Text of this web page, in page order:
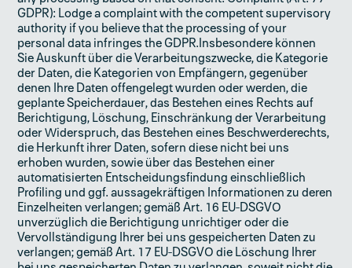
GDPR): Lodge a complaint with the competent supervisory
authority if you believe that the processing of your
personal data infringes the GDPR.Insbesondere können
Sie Auskunft über die Verarbeitungszwecke, die Kategorie
der Daten, die Kategorien von Empfängern, gegenüber
denen Ihre Daten offengelegt wurden oder werden, die
geplante Speicherdauer, das Bestehen eines Rechts auf
Berichtigung, Löschung, Einschränkung der Verarbeitung
oder Widerspruch, das Bestehen eines Beschwerderechts,
die Herkunft ihrer Daten, sofern diese nicht bei uns
erhoben wurden, sowie über das Bestehen einer
automatisierten Entscheidungsfindung einschließlich
Profiling und ggf. aussagekräftigen Informationen zu deren
Einzelheiten verlangen; gemäß Art. 16 EU-DSGVO
unverzüglich die Berichtigung unrichtiger oder die
Vervollständigung Ihrer bei uns gespeicherten Daten zu
verlangen; gemäß Art. 17 EU-DSGVO die Löschung Ihrer